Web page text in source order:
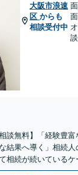
大阪市浪速
区 からも
相談受付中
談
談無料】「経験豊
結果へ導く」相続
相続が続いている
判どのフェーズから